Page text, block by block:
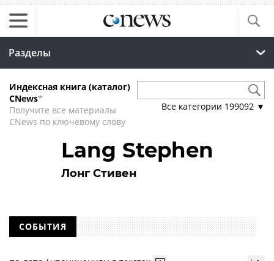
Разделы
Индексная книга (каталог)
CNews*
Получите все материалы
CNews по ключевому слову
Все категории 199092 ▼
Lang Stephen
Лонг Стивен
СОБЫТИЯ